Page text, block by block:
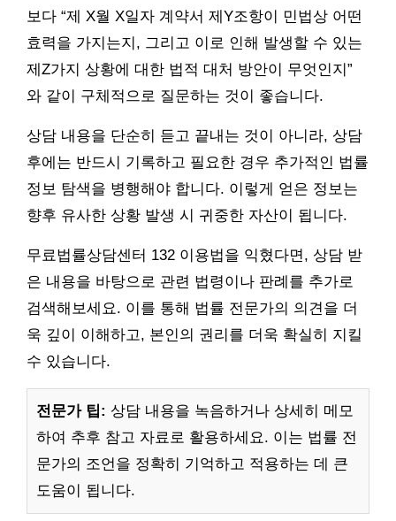
보다 “제 X월 X일자 계약서 제Y조항이 민법상 어떤
효력을 가지는지, 그리고 이로 인해 발생할 수 있는
제Z가지 상황에 대한 법적 대처 방안이 무엇인지”
와 같이 구체적으로 질문하는 것이 좋습니다.
상담 내용을 단순히 듣고 끝내는 것이 아니라, 상담
후에는 반드시 기록하고 필요한 경우 추가적인 법률
정보 탐색을 병행해야 합니다. 이렇게 얻은 정보는
향후 유사한 상황 발생 시 귀중한 자산이 됩니다.
무료법률상담센터 132 이용법을 익혔다면, 상담 받
은 내용을 바탕으로 관련 법령이나 판례를 추가로
검색해보세요. 이를 통해 법률 전문가의 의견을 더
욱 깊이 이해하고, 본인의 권리를 더욱 확실히 지킬
수 있습니다.
전문가 팁: 상담 내용을 녹음하거나 상세히 메모
하여 추후 참고 자료로 활용하세요. 이는 법률 전
문가의 조언을 정확히 기억하고 적용하는 데 큰
도움이 됩니다.